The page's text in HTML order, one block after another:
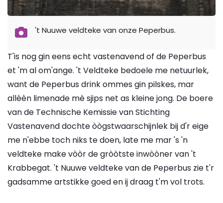
't Nuuwe veldteke van onze Peperbus.
T'is nog gin eens echt vastenavend of de Peperbus
et 'm al om'ange. 't Veldteke bedoele me netuurlek,
want de Peperbus drink ommes gin pilskes, mar
allèèn limenade mè sjips net as kleine jong. De boere
van de Technische Kemissie van Stichting
Vastenavend dochte òògstwaarschijnlek bij d'r eige
me n'ebbe toch niks te doen, late me mar 's 'n
veldteke make vòòr de gròòtste inwòòner van 't
Krabbegat. 't Nuuwe veldteke van de Peperbus zie t'r
gadsamme artstikke goed en ij draag t'm vol trots.